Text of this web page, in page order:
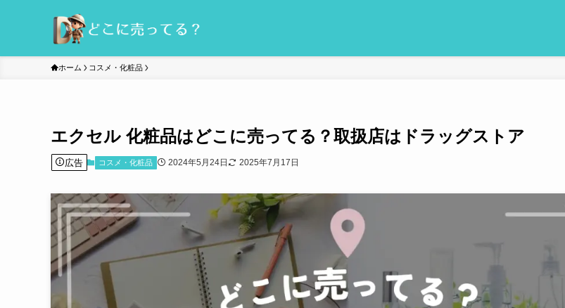
ホーム コスメ・化粧品
エクセル 化粧品はどこに売ってる？取扱店はドラッグストア
広告 コスメ・化粧品 2024年5月24日 2025年7月17日